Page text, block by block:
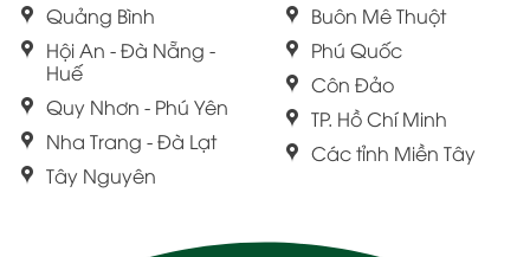
Quảng Bình
Hội An - Đà Nẵng -
Huế
Quy Nhơn - Phú Yên
Nha Trang - Đà Lạt
Tây Nguyên
Buôn Mê Thuột
Phú Quốc
Côn Đảo
TP. Hồ Chí Minh
Các tỉnh Miền Tây